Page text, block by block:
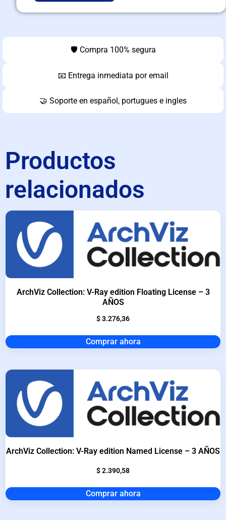
🛡️ Compra 100% segura
📧 Entrega inmediata por email
🤝 Soporte en español, portugues e ingles
Productos
relacionados
ArchViz Collection: V-Ray edition Floating License – 3
AÑOS
$3.276,36
Comprar ahora
ArchViz Collection: V-Ray edition Named License – 3 AÑOS
$2.390,58
Comprar ahora